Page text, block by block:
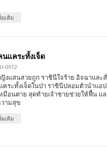
มเติม
แคระทั้งเจ็ด
0912
งแสนสวยถูก ราชินีใจร้าย อิจฉาและ
ระทั้งเจ็ดในป่า ราชินีปลอมตัวนำแอ
มือนตาย สุดท้ายเจ้าชายช่วยให้ฟื้น แ
ามสุข
มเติม